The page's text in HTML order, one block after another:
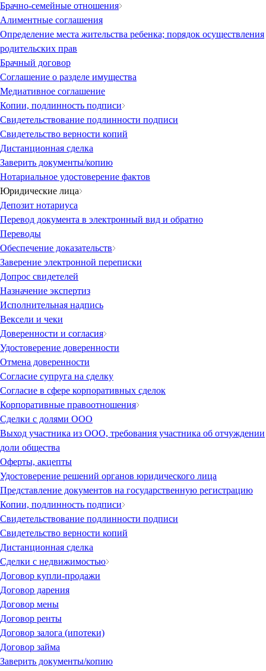
Брачно-семейные отношения
Алиментные соглашения
Определение места жительства ребенка; порядок осуществления
родительских прав
Брачный договор
Соглашение о разделе имущества
Медиативное соглашение
Копии, подлинность подписи
Свидетельствование подлинности подписи
Свидетельство верности копий
Дистанционная сделка
Заверить документы/копию
Нотариальное удостоверение фактов
Юридические лица
Депозит нотариуса
Перевод документа в электронный вид и обратно
Переводы
Обеспечение доказательств
Заверение электронной переписки
Допрос свидетелей
Назначение экспертиз
Исполнительная надпись
Вексели и чеки
Доверенности и согласия
Удостоверение доверенности
Отмена доверенности
Согласие супруга на сделку
Согласие в сфере корпоративных сделок
Корпоративные правоотношения
Сделки с долями ООО
Выход участника из ООО, требования участника об отчуждении
доли общества
Оферты, акцепты
Удостоверение решений органов юридического лица
Представление документов на государственную регистрацию
Копии, подлинность подписи
Свидетельствование подлинности подписи
Свидетельство верности копий
Дистанционная сделка
Сделки с недвижимостью
Договор купли-продажи
Договор дарения
Договор мены
Договор ренты
Договор залога (ипотеки)
Договор займа
Заверить документы/копию